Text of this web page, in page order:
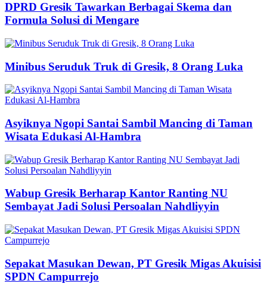
DPRD Gresik Tawarkan Berbagai Skema dan
Formula Solusi di Mengare
Minibus Seruduk Truk di Gresik, 8 Orang Luka
Asyiknya Ngopi Santai Sambil Mancing di Taman
Wisata Edukasi Al-Hambra
Wabup Gresik Berharap Kantor Ranting NU
Sembayat Jadi Solusi Persoalan Nahdliyyin
Sepakat Masukan Dewan, PT Gresik Migas Akuisisi
SPDN Campurrejo